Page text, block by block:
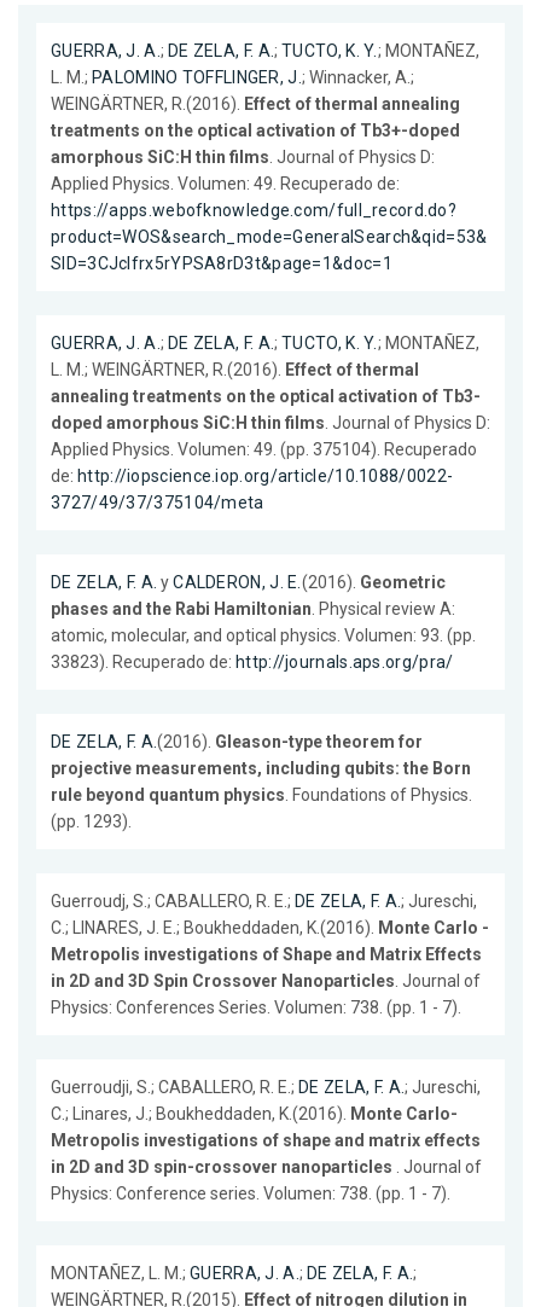
GUERRA, J. A.; DE ZELA, F. A.;TUCTO, K. Y.; MONTAÑEZ,
L. M.; PALOMINO TOFFLINGER, J.; Winnacker, A.;
WEINGÄRTNER, R.(2016). Effect of thermal annealing
treatments on the optical activation of Tb3+-doped
amorphous SiC:H thin films. Journal of Physics D:
Applied Physics. Volumen: 49. Recuperado de:
https://apps.webofknowledge.com/full_record.do?
product=WOS&search_mode=GeneralSearch&qid=53&
SID=3CJcIfrx5rYPSA8rD3t&page=1&doc=1
GUERRA, J. A.; DE ZELA, F. A.;TUCTO, K. Y.; MONTAÑEZ,
L. M.; WEINGÄRTNER, R.(2016). Effect of thermal
annealing treatments on the optical activation of Tb3-
doped amorphous SiC:H thin films. Journal of Physics D:
Applied Physics. Volumen: 49. (pp. 375104). Recuperado
de: http://iopscience.iop.org/article/10.1088/0022-
3727/49/37/375104/meta
DE ZELA, F. A. yCALDERON, J. E.(2016). Geometric
phases and the Rabi Hamiltonian. Physical review A:
atomic, molecular, and optical physics. Volumen: 93. (pp.
33823). Recuperado de: http://journals.aps.org/pra/
DE ZELA, F. A.(2016). Gleason-type theorem for
projective measurements, including qubits: the Born
rule beyond quantum physics. Foundations of Physics.
(pp. 1293).
Guerroudj, S.; CABALLERO, R. E.; DE ZELA, F. A.; Jureschi,
C.; LINARES, J. E.; Boukheddaden, K.(2016). Monte Carlo -
Metropolis investigations of Shape and Matrix Effects
in 2D and 3D Spin Crossover Nanoparticles. Journal of
Physics: Conferences Series. Volumen: 738. (pp. 1 - 7).
Guerroudji, S.; CABALLERO, R. E.; DE ZELA, F. A.; Jureschi,
C.; Linares, J.; Boukheddaden, K.(2016). Monte Carlo-
Metropolis investigations of shape and matrix effects
in 2D and 3D spin-crossover nanoparticles . Journal of
Physics: Conference series. Volumen: 738. (pp. 1 - 7).
MONTAÑEZ, L. M.; GUERRA, J. A.; DE ZELA, F. A.;
WEINGÄRTNER, R.(2015). Effect of nitrogen dilution in